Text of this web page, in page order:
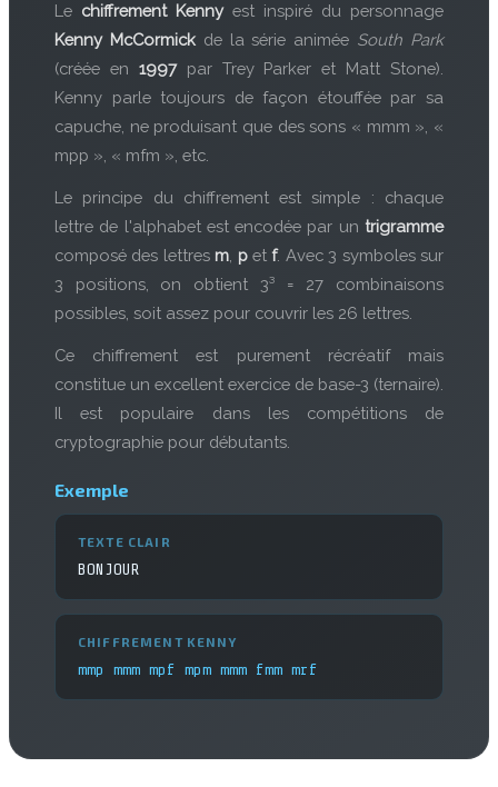
Le chiffrement Kennyest inspiré du personnage
Kenny McCormickde la série animée South Park
(créée en 1997par Trey Parker et Matt Stone).
Kenny parle toujours de façon étouffée par sa
capuche, ne produisant que des sons « mmm », «
mpp », « mfm », etc.
Le principe du chiffrement est simple : chaque
lettre de l'alphabet est encodée par un trigramme
composé des lettres m petf. Avec 3 symboles sur
3 positions, on obtient 3³ = 27 combinaisons
possibles, soit assez pour couvrir les 26 lettres.
Ce chiffrement est purement récréatif mais
constitue un excellent exercice de base-3 (ternaire).
Il est populaire dans les compétitions de
cryptographie pour débutants.
Exemple
TEXTE CLAIR
BONJOUR
CHIFFREMENT KENNY
mmp mmm mpf mpm mmm fmm mrf